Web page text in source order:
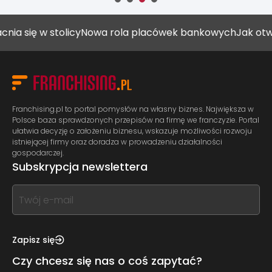
stolicyNowa rola placówek bankowychJak otworzyć
Franchising.pl to portal pomysłów na własny biznes. Największa w
Polsce baza sprawdzonych przepisów na firmę we franczyzie. Portal
ułatwia decyzję o założeniu biznesu, wskazuje możliwości rozwoju
istniejącej firmy oraz doradza w prowadzeniu działalności
gospodarczej.
Subskrypcja newslettera
If
you
this,
this
Zapisz się
Czy chcesz się nas o coś zapytać?